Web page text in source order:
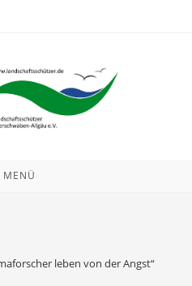
MENÜ
leben von der Angst“